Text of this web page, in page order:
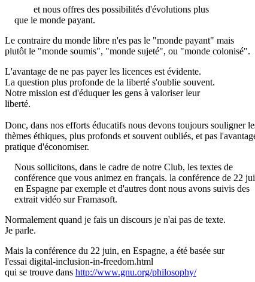
et nous offres des possibilités d'évolutions plus
que le monde payant.
Le contraire du monde libre n'es pas le "monde payant" mais
plutôt le "monde soumis", "monde sujeté", ou "monde colonisé".
L'avantage de ne pas payer les licences est évidente.
La question plus profonde de la liberté s'oublie souvent.
Notre mission est d'éduquer les gens à valoriser leur
liberté.
Donc, dans nos efforts éducatifs nous devons toujours souligner
thèmes éthiques, plus profonds et souvent oubliés, et pas
pratique d'économiser.
Nous sollicitons, dans le cadre de notre Club, les textes de
conférence que vous animez en français. la conférence de 22
en Espagne par exemple et d'autres dont nous avons suivis des
extrait vidéo sur Framasoft.
Normalement quand je fais un discours je n'ai pas de texte.
Je parle.
Mais la conférence du 22 juin, en Espagne, a été basée sur
l'essai digital-inclusion-in-freedom.html
qui se trouve dans http://www.gnu.org/philosophy/